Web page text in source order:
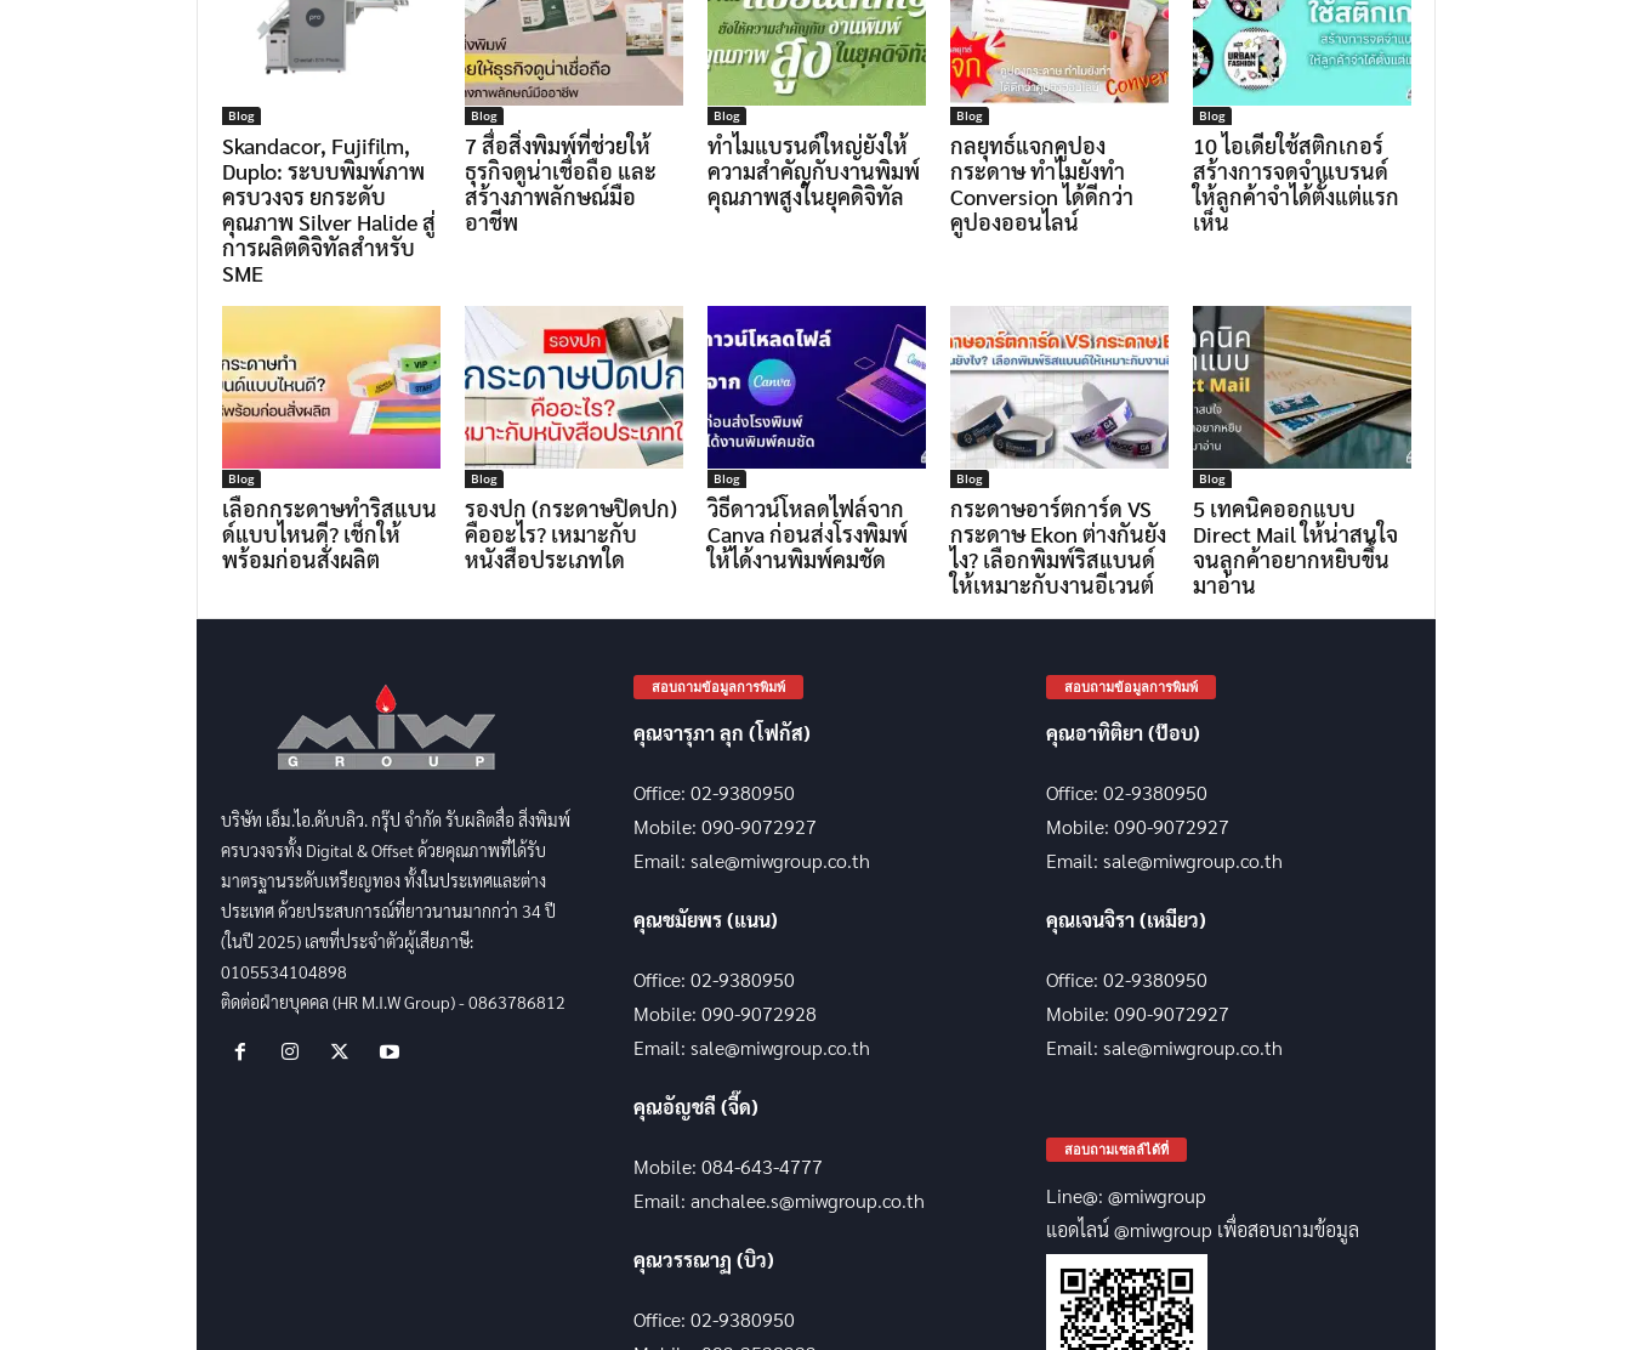
Blog
Skandacor, Fujifilm,
Duplo: ระบบพิมพ์ภาพ
ครบวงจร ยกระดับ
คุณภาพ Silver Halide สู่
การผลิตดิจิทัลสำหรับ
SME
Blog
7 สื่อสิ่งพิมพ์ที่ช่วยให้
ธุรกิจดูน่าเชื่อถือ และ
สร้างภาพลักษณ์มือ
อาชีพ
Blog
ทำไมแบรนด์ใหญ่ยังให้
ความสำคัญกับงานพิมพ์
คุณภาพสูงในยุคดิจิทัล
Blog
กลยุทธ์แจกคูปอง
กระดาษ ทำไมยังทำ
Conversion ได้ดีกว่า
คูปองออนไลน์
Blog
10 ไอเดียใช้สติกเกอร์
สร้างการจดจำแบรนด์
ให้ลูกค้าจำได้ตั้งแต่แรก
เห็น
Blog
เลือกกระดาษทำริสแบน
ด์แบบไหนดี? เช็กให้
พร้อมก่อนสั่งผลิต
Blog
รองปก (กระดาษปิดปก)
คืออะไร? เหมาะกับ
หนังสือประเภทใด
Blog
วิธีดาวน์โหลดไฟล์จาก
Canva ก่อนส่งโรงพิมพ์
ให้ได้งานพิมพ์คมชัด
Blog
กระดาษอาร์ตการ์ด VS
กระดาษ Ekon ต่างกันยัง
ไง? เลือกพิมพ์ริสแบนด์
ให้เหมาะกับงานอีเวนต์
Blog
5 เทคนิคออกแบบ
Direct Mail ให้น่าสนใจ
จนลูกค้าอยากหยิบขึ้น
มาอ่าน
บริษัท เอ็ม.ไอ.ดับบลิว. กรุ๊ป จำกัด รับผลิตสื่อ สิ่งพิมพ์
ครบวงจรทั้ง Digital & Offset ด้วยคุณภาพที่ได้รับ
มาตรฐานระดับเหรียญทอง ทั้งในประเทศและต่าง
ประเทศ ด้วยประสบการณ์ที่ยาวนานมากกว่า 34 ปี
(ในปี 2025) เลขที่ประจำตัวผู้เสียภาษี:
0105534104898
ติดต่อฝ่ายบุคคล (HR M.I.W Group) - 0863786812
สอบถามข้อมูลการพิมพ์
คุณจารุภา ลุก (โฟกัส)
Office: 02-9380950
Mobile: 090-9072927
Email: sale@miwgroup.co.th
คุณชมัยพร (แนน)
Office: 02-9380950
Mobile: 090-9072928
Email: sale@miwgroup.co.th
คุณอัญชลี (จี๊ด)
Mobile: 084-643-4777
Email: anchalee.s@miwgroup.co.th
คุณวรรณาฏ (บิว)
Office: 02-9380950
สอบถามข้อมูลการพิมพ์
คุณอาทิติยา (ป๊อบ)
Office: 02-9380950
Mobile: 090-9072927
Email: sale@miwgroup.co.th
คุณเจนจิรา (เหมียว)
Office: 02-9380950
Mobile: 090-9072927
Email: sale@miwgroup.co.th
สอบถามเซลล์ได้ที่
Line@: @miwgroup
แอดไลน์ @miwgroup เพื่อสอบถามข้อมูล